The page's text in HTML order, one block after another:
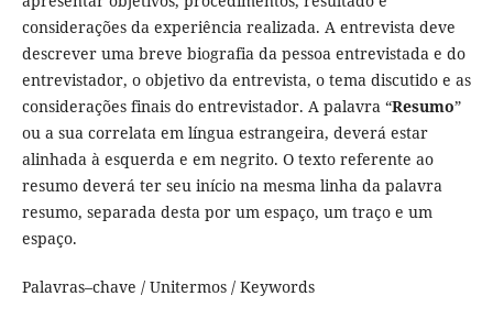
considerações da experiência realizada. A entrevista deve
descrever uma breve biografia da pessoa entrevistada e do
entrevistador, o objetivo da entrevista, o tema discutido e as
considerações finais do entrevistador. A palavra “Resumo”
ou a sua correlata em língua estrangeira, deverá estar
alinhada à esquerda e em negrito. O texto referente ao
resumo deverá ter seu início na mesma linha da palavra
resumo, separada desta por um espaço, um traço e um
espaço.
Palavras–chave / Unitermos / Keywords